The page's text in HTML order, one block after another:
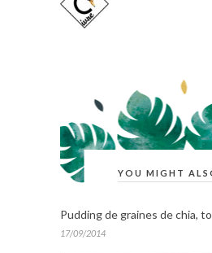
YOU MIGHT
Pudding de graines de chia,
17/09/2014